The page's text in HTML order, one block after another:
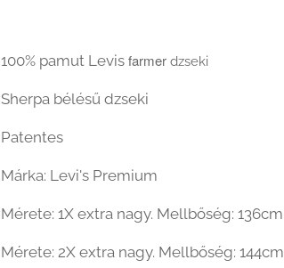
100% pamut Levisfarmer dzseki
Sherpa bélésű dzseki
Patentes
Márka: Levi's Premium
Mérete: 1X extra nagy. Mellbőség: 136cm
Mérete: 2X extra nagy. Mellbőség: 144cm